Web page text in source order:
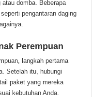
domba. Beberapa
pengantaran daging
Perempuan
langkah pertama
Setelah itu, hubungi
paket yang mereka
kebutuhan Anda.